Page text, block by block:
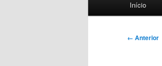
Início
Navegação
← Anterior